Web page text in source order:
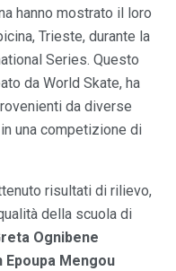
hanno mostrato il loro
Trieste, durante la
Series. Questo
da World Skate, ha
da diverse
una competizione di
risultati di rilievo,
della scuola di
Ognibene
Epoupa Mengou